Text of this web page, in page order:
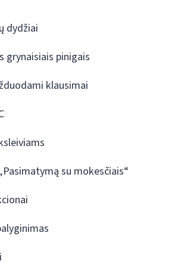
dydžiai
grynaisiais pinigais
klausimai
su mokesčiais“